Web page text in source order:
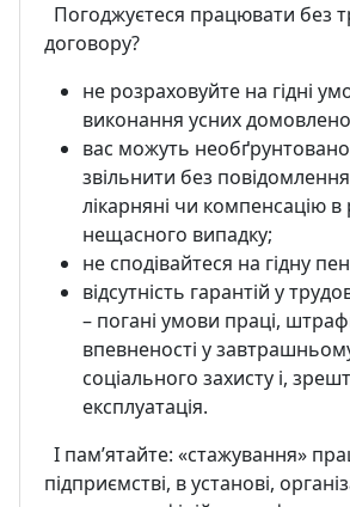
Погоджуєтеся працювати без
договору?
не розраховуйте на гідні
виконання усних
вас можуть
звільнити без
лікарняні чи компенсацію в
нещасного випадку;
не сподівайтеся на гідну
відсутність гарантій у
– погані умови праці,
впевненості у
соціального захисту і,
експлуатація.
І пам’ятайте: «стажування»
підприємстві, в установі,